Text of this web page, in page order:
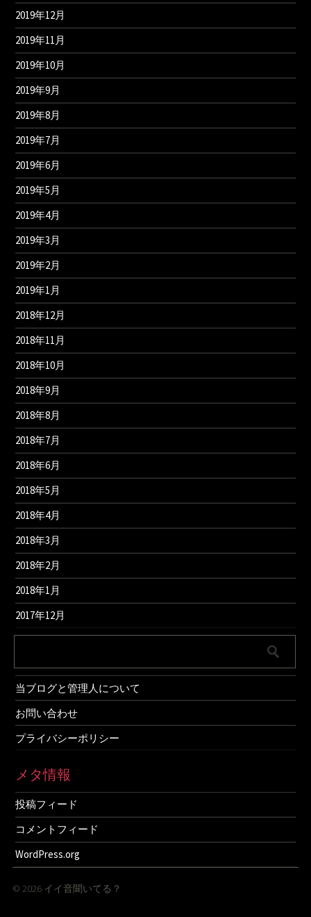
2019年12月
2019年11月
2019年10月
2019年9月
2019年8月
2019年7月
2019年6月
2019年5月
2019年4月
2019年3月
2019年2月
2019年1月
2018年12月
2018年11月
2018年10月
2018年9月
2018年8月
2018年7月
2018年6月
2018年5月
2018年4月
2018年3月
2018年2月
2018年1月
2017年12月
当ブログと管理人について
お問い合わせ
プライバシーポリシー
メタ情報
投稿フィード
コメントフィード
WordPress.org
© 2026 イイ音聞いてる？